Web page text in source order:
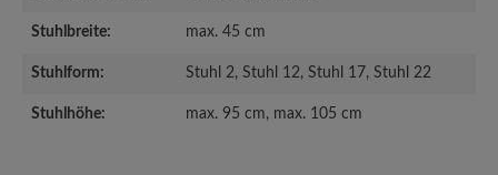
Stuhlbreite: max. 45 cm
Stuhlform: Stuhl 2, Stuhl 12, Stuhl 17, Stuhl 22
Stuhlhöhe: max. 95 cm, max. 105 cm